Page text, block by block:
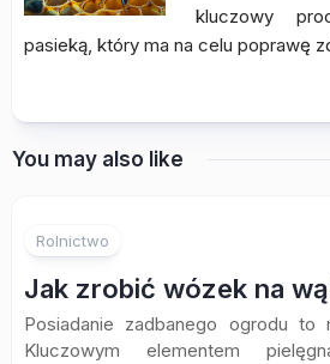
kluczowy
pasieką, który ma na celu poprawę
You may also like
Rolnictwo
Jak zrobić wózek na
Posiadanie zadbanego ogrodu to
Kluczowym elementem